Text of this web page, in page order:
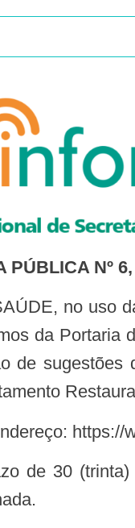
PÚBLICA Nº
da
de